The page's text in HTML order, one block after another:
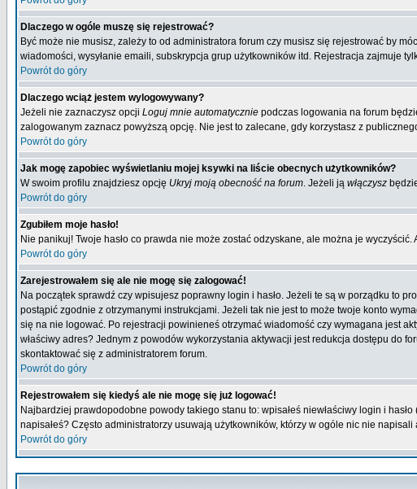
Dlaczego w ogóle muszę się rejestrować?
Być może nie musisz, zależy to od administratora forum czy musisz się rejestrować by
wiadomości, wysyłanie emaili, subskrypcja grup użytkowników itd. Rejestracja zajmuje
Powrót do góry
Dlaczego wciąż jestem wylogowywany?
Jeżeli nie zaznaczysz opcji Loguj mnie automatycznie podczas logowania na forum
zalogowanym zaznacz powyższą opcję. Nie jest to zalecane, gdy korzystasz z
Powrót do góry
Jak mogę zapobiec wyświetlaniu mojej ksywki na liście obecnych użytkowników?
W swoim profilu znajdziesz opcję Ukryj moją obecność na forum. Jeżeli ją włączysz
Powrót do góry
Zgubiłem moje hasło!
Nie panikuj! Twoje hasło co prawda nie może zostać odzyskane, ale można je
Powrót do góry
Zarejestrowałem się ale nie mogę się zalogować!
Na początek sprawdź czy wpisujesz poprawny login i hasło. Jeżeli te są w porządku to
postąpić zgodnie z otrzymanymi instrukcjami. Jeżeli tak nie jest to może twoje konto
się na nie logować. Po rejestracji powinieneś otrzymać wiadomość czy wymagana jest
właściwy adres? Jednym z powodów wykorzystania aktywacji jest redukcja dostępu do
skontaktować się z administratorem forum.
Powrót do góry
Rejestrowałem się kiedyś ale nie mogę się już logować!
Najbardziej prawdopodobne powody takiego stanu to: wpisałeś niewłaściwy login i
napisałeś? Często administratorzy usuwają użytkowników, którzy w ogóle nic nie
Powrót do góry